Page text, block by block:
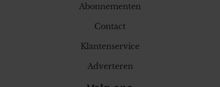
Abonnementen
Contact
Klantenservice
Adverteren